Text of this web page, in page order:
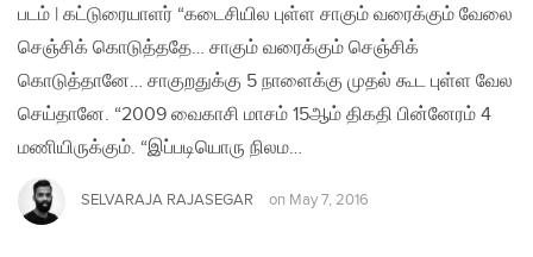
படம் | கட்டுரையாளர் “கடைசியில புள்ள சாகும் வரைக்கும் வேலை
செஞ்சிக் கொடுத்ததே… சாகும் வரைக்கும் செஞ்சிக்
கொடுத்தானே… சாகுறதுக்கு 5 நாளைக்கு முதல் கூட புள்ள வேல
செய்தானே. “2009 வைகாசி மாசம் 15ஆம் திகதி பின்னேரம் 4
மணியிருக்கும். “இப்படியொரு நிலம…
SELVARAJA RAJASEGAR on May 7, 2016